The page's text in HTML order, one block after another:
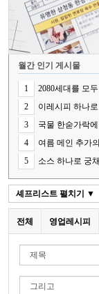
월간 인기 게시물
1
2080세대를 모
2
이레시피 하나
3
국물 한숟가락
의 핵심 비법) [S83848]
4
여름 메인 추가
[S83787]
5
소스 하나로 궁
스[S83841]
셰프리스트 펼치기 ▼
전체 영업레시피